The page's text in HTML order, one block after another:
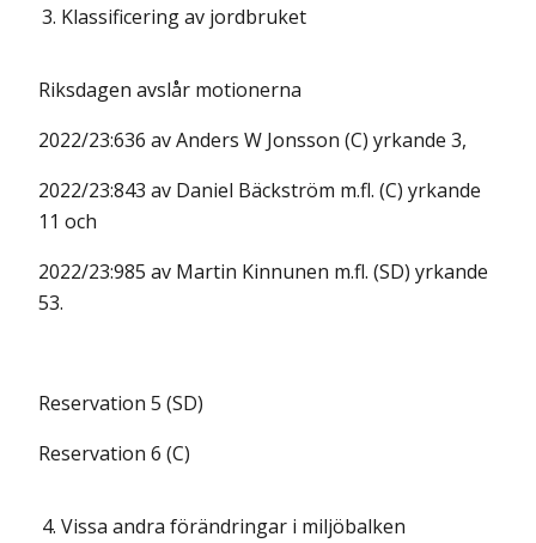
3. Klassificering av jordbruket
Riksdagen avslår motionerna
2022/23:636 av Anders W Jonsson (C) yrkande 3,
2022/23:843 av Daniel Bäckström m.fl. (C) yrkande
11 och
2022/23:985 av Martin Kinnunen m.fl. (SD) yrkande
53.
Reservation 5 (SD)
Reservation 6 (C)
4. Vissa andra förändringar i miljöbalken